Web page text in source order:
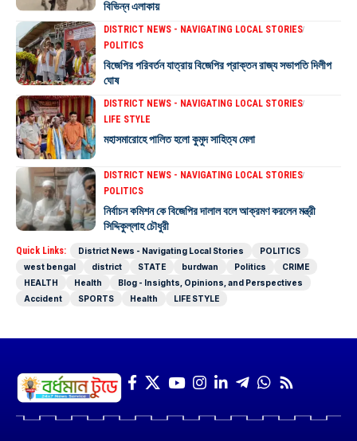
বিভিন্ন এলাকায়
DISTRICT NEWS - NAVIGATING LOCAL STORIES
POLITICS
বিজেপির পরিবর্তন যাত্রায় বিজেপির প্রাক্তন রাজ্য সভাপতি দিলীপ
ঘোষ
DISTRICT NEWS - NAVIGATING LOCAL STORIES
LIFE STYLE
মহাসমারোহে পালিত হলো কুমুদ সাহিত্য মেলা
DISTRICT NEWS - NAVIGATING LOCAL STORIES
POLITICS
নির্বাচন কমিশন কে বিজেপির দালাল বলে আক্রমণ করলেন মন্ত্রী
সিদ্দিকুল্লাহ চৌধুরী
Quick Links: District News - Navigating Local Stories
POLITICS
west bengal
district STATE burdwan Politics
CRIME
HEALTH
Health
Blog - Insights, Opinions, and Perspectives
Accident
SPORTS Health LIFE STYLE